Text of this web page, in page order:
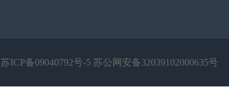
苏ICP备09040792号-5 苏公网安备32039102000635号